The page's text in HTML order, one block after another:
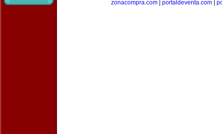
zonacompra.com| portaldeventa.com|